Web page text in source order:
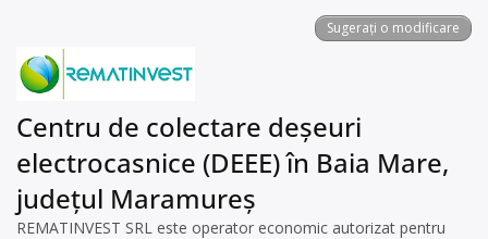
Sugerați o modificare
Centru de colectare deșeuri
electrocasnice (DEEE) în Baia Mare,
județul Maramureș
REMATINVEST SRL este operator economic autorizat pentru